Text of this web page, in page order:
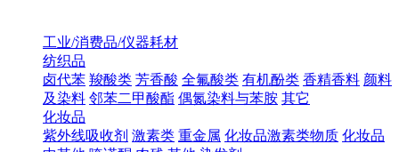
工业/消费品/仪器耗材
纺织品
卤代苯 羧酸类 芳香酸 全氟酸类 有机酚类 香精香料 颜料
及染料 邻苯二甲酸酯 偶氮染料与苯胺 其它
化妆品
紫外线吸收剂 激素类 重金属 化妆品激素类物质 化妆品